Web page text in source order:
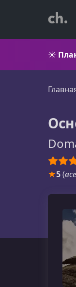
☀️
★5(